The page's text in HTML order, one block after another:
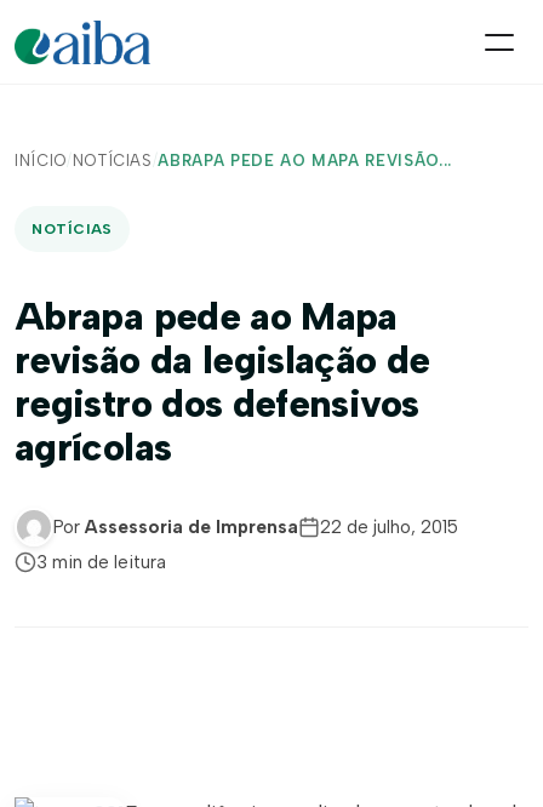
INÍCIO/ NOTÍCIAS /ABRAPA PEDE AO MAPA REVISÃO...
NOTÍCIAS
Abrapa pede ao Mapa
revisão da legislação de
registro dos defensivos
agrícolas
Por Assessoria de Imprensa
22 de julho, 2015
3 min de leitura